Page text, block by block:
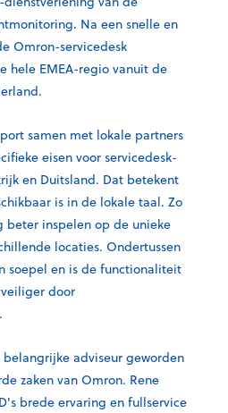
Na een snelle en
Omron-servicedesk
hele EMEA-regio vanuit de
samen met lokale partners
eisen voor servicedesk-
en Duitsland. Dat betekent
is in de lokale taal. Zo
beter inspelen op de unieke
locaties. Ondertussen
soepel en is de functionaliteit
door
belangrijke adviseur geworden
zaken van Omron. Rene
brede ervaring en fullservice